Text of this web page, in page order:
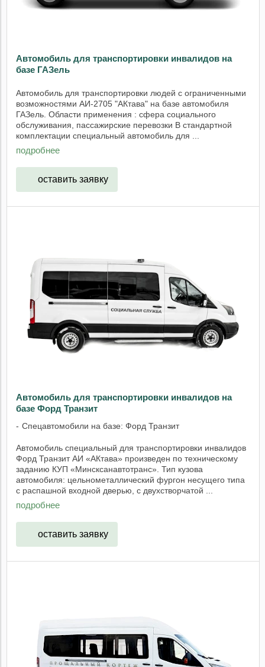
Автомобиль для транспортировки инвалидов на
базе ГАЗель
Автомобиль для транспортировки людей с ограниченными
возможностями АИ-2705 "АКтава" на базе автомобиля
ГАЗель. Области применения : сфера социального
обслуживания, пассажирские перевозки В стандартной
комплектации специальный автомобиль для ...
подробнее
оставить заявку
Автомобиль для транспортировки инвалидов на
базе Форд Транзит
Спецавтомобили на базе: Форд Транзит
Автомобиль специальный для транспортировки инвалидов
Форд Транзит АИ «АКтава» произведен по техническому
заданию КУП «Минсксанавтотранс». Тип кузова
автомобиля: цельнометаллический фургон несущего типа
с распашной входной дверью, с двухстворчатой ...
подробнее
оставить заявку